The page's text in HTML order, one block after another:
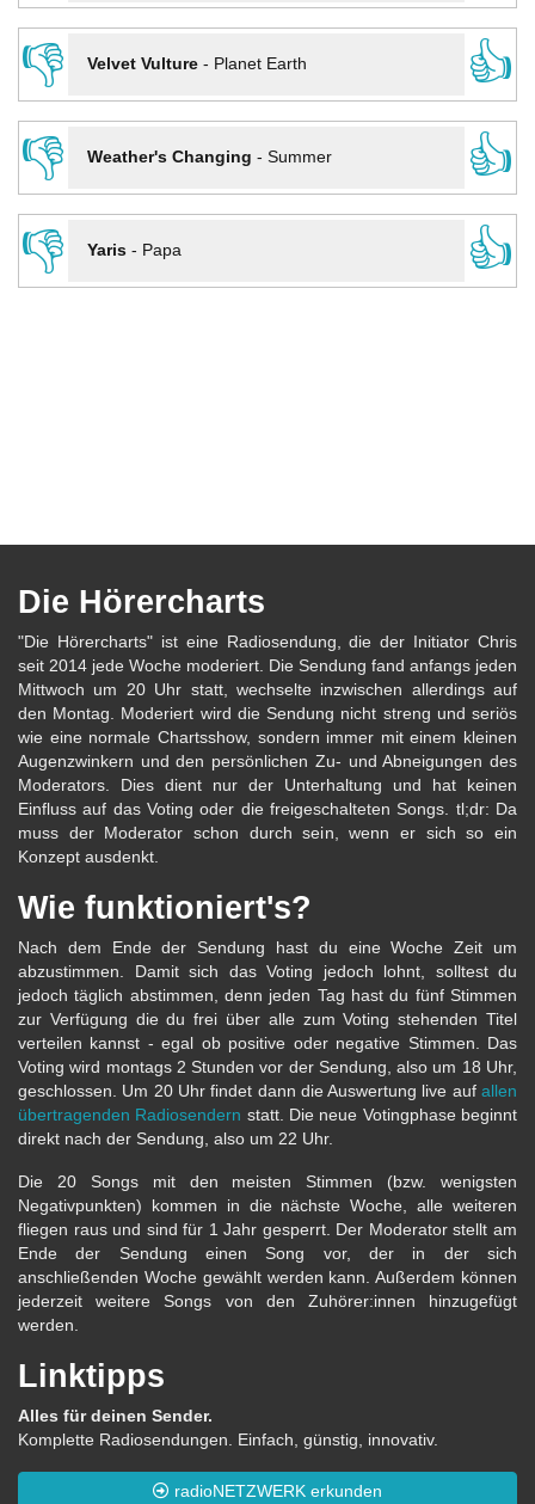
👎
Velvet Vulture- Planet Earth
👍
👎
Weather's Changing - Summer
👍
👎
Yaris- Papa 👍
Die Hörercharts
"Die Hörercharts" ist eine Radiosendung, die der Initiator Chris
seit 2014 jede Woche moderiert. Die Sendung fand anfangs jeden
Mittwoch um 20 Uhr statt, wechselte inzwischen allerdings auf
den Montag. Moderiert wird die Sendung nicht streng und seriös
wie eine normale Chartsshow, sondern immer mit einem kleinen
Augenzwinkern und den persönlichen Zu- und Abneigungen des
Moderators. Dies dient nur der Unterhaltung und hat keinen
Einfluss auf das Voting oder die freigeschalteten Songs. tl;dr: Da
muss der Moderator schon durch sein, wenn er sich so ein
Konzept ausdenkt.
Wie funktioniert's?
Nach dem Ende der Sendung hast du eine Woche Zeit um
abzustimmen. Damit sich das Voting jedoch lohnt, solltest du
jedoch täglich abstimmen, denn jeden Tag hast du fünf Stimmen
zur Verfügung die du frei über alle zum Voting stehenden Titel
verteilen kannst - egal ob positive oder negative Stimmen. Das
Voting wird montags 2 Stunden vor der Sendung, also um 18 Uhr,
geschlossen. Um 20 Uhr findet dann die Auswertung live auf allen
übertragenden Radiosendern statt. Die neue Votingphase beginnt
direkt nach der Sendung, also um 22 Uhr.
Die 20 Songs mit den meisten Stimmen (bzw. wenigsten
Negativpunkten) kommen in die nächste Woche, alle weiteren
fliegen raus und sind für 1 Jahr gesperrt. Der Moderator stellt am
Ende der Sendung einen Song vor, der in der sich
anschließenden Woche gewählt werden kann. Außerdem können
jederzeit weitere Songs von den Zuhörer:innen hinzugefügt
werden.
Linktipps
Alles für deinen Sender.
Komplette Radiosendungen. Einfach, günstig, innovativ.
radioNETZWERK erkunden